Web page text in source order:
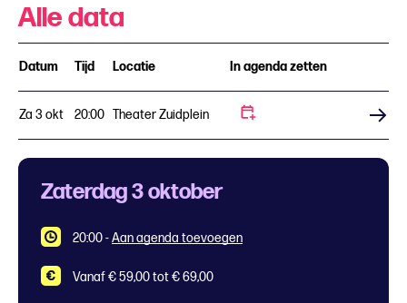
Alle data
Datum Tijd Locatie In agenda zetten
Za 3 okt 20:00 Theater Zuidplein
Zaterdag 3 oktober
20:00-Aan agenda toevoegen
Vanaf € 59,00 tot € 69,00